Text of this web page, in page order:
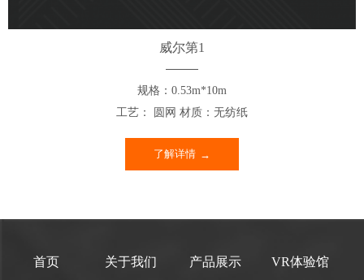
威尔第1
规格：0.53m*10m
工艺： 圆网 材质：无纺纸
了解详情
首页 关于我们 产品展示 VR体验馆